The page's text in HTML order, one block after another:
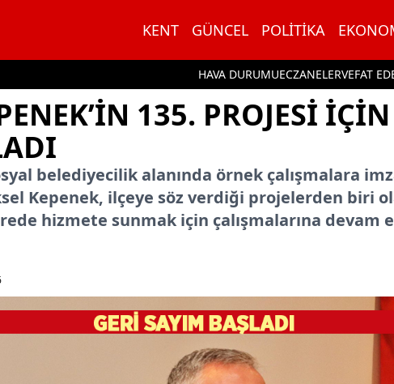
KENT GÜNCEL POLITIKA
HAVA DURUMUECZANELERVEFAT
135. PROJESİ
belediyecilik alanında örnek çalışmalara
Kepenek, ilçeye söz verdiği projelerden biri
hizmete sunmak için çalışmalarına devam